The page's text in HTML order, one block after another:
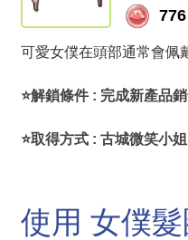
776
可愛女僕在頭部通常會佩
⭐解鎖條件 : 完成新產品
⭐取得方式 : 古城微笑小姐
使用 女僕